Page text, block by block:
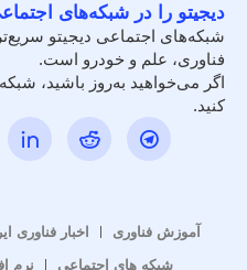
دیجیتو را در شبکه‌های
شبکه‌های اجتماعی دیجیتو
فناوری، علم و خودرو است.
اگر می‌خواهید به‌روز باشید،
کنید.
آموزش فناوری اخبار فناوری
شبکه های اجتماعی
نرم